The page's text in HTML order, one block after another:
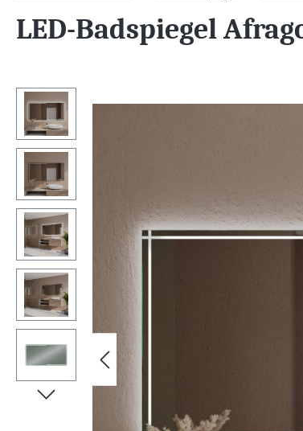
LED-Badspiegel
Bildergalerie überspringen